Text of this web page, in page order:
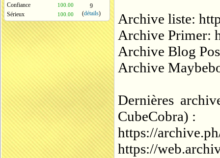
Confiance 100.00
9
(détails)
Sérieux 100.00
Archive liste:
Archive Primer:
Archive Blog
Archive
Dernières
CubeCobra) :
https://
https://